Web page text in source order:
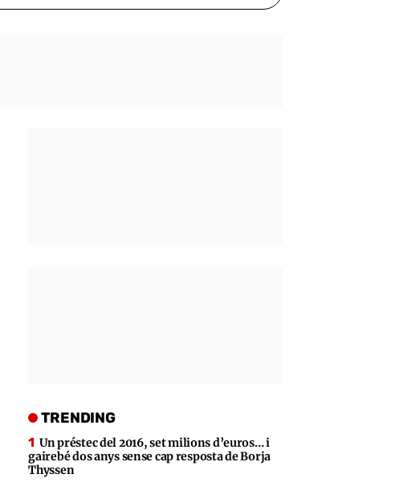
TRENDING
Un préstec del 2016, set milions d’euros… i
gairebé dos anys sense cap resposta de Borja
Thyssen